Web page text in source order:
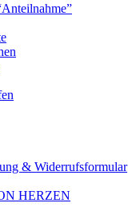
& Widerrufsformular
HERZEN